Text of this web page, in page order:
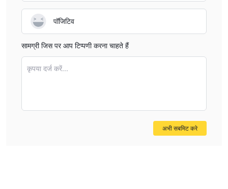
।
दूसरे बैंक में हस्तांतरण के लिए कोई शुल्क नहीं।
पॉजिटिव
सामग्री जिस पर आप टिप्पणी करना चाहते हैं
कृपया दर्ज करें...
अभी सबमिट करे